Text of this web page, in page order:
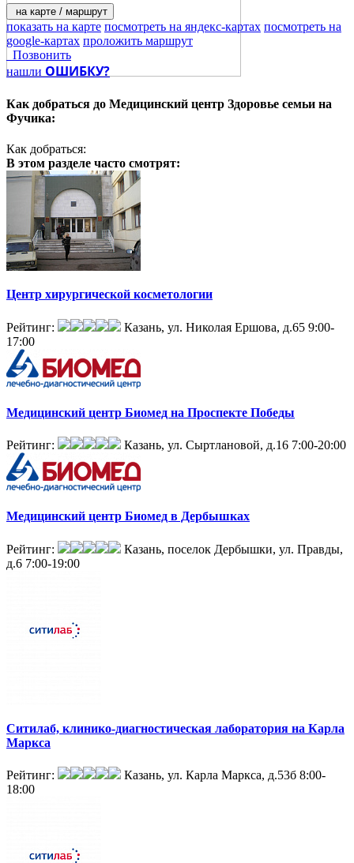
на карте / маршрут
показать на карте посмотреть на яндекс-картах посмотреть на
google-картах проложить маршрут
Позвонить
нашли ОШИБКУ?
Как добраться до Медицинский центр Здоровье семьи на
Фучика:
Как добраться:
В этом разделе часто смотрят:
Центр хирургической косметологии
Рейтинг: Казань, ул. Николая Ершова, д.65 9:00-
17:00
Медицинский центр Биомед на Проспекте Победы
Рейтинг: Казань, ул. Сыртлановой, д.16 7:00-20:00
Медицинский центр Биомед в Дербышках
Рейтинг:
Казань, поселок Дербышки, ул. Правды,
д.6 7:00-19:00
Ситилаб, клинико-диагностическая лаборатория на Карла
Маркса
Рейтинг: Казань, ул. Карла Маркса, д.53б 8:00-
18:00